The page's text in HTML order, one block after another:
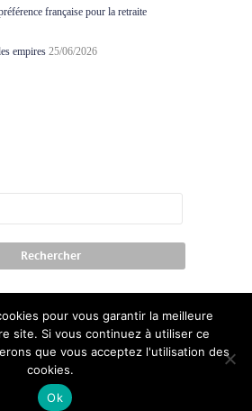
française pour la retraite
empires 25/06/2026
of use
pour vous garantir la meilleure
site. Si vous continuez à utiliser ce
que vous acceptez l'utilisation des
cookies.
Ok